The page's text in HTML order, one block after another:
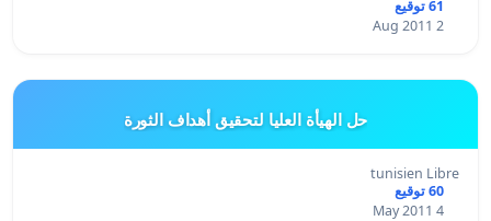
61 توقيع
2 Aug 2011
حل الهيأة العليا لتحقيق أهداف الثورة
tunisien Libre
60 توقيع
4 May 2011